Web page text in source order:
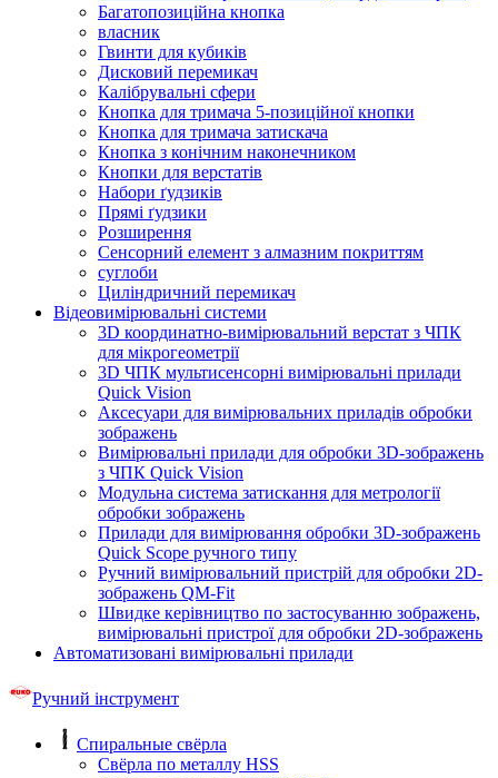
Багатопозиційна кнопка
власник
Гвинти для кубиків
Дисковий перемикач
Калібрувальні сфери
Кнопка для тримача 5-позиційної кнопки
Кнопка для тримача затискача
Кнопка з конічним наконечником
Кнопки для верстатів
Набори ґудзиків
Прямі ґудзики
Розширення
Сенсорний елемент з алмазним покриттям
суглоби
Циліндричний перемикач
Відеовимірювальні системи
3D координатно-вимірювальний верстат з ЧПК
для мікрогеометрії
3D ЧПК мультисенсорні вимірювальні прилади
Quick Vision
Аксесуари для вимірювальних приладів обробки
зображень
Вимірювальні прилади для обробки 3D-зображень
з ЧПК Quick Vision
Модульна система затискання для метрології
обробки зображень
Прилади для вимірювання обробки 3D-зображень
Quick Scope ручного типу
Ручний вимірювальний пристрій для обробки 2D-
зображень QM-Fit
Швидке керівництво по застосуванню зображень,
вимірювальні пристрої для обробки 2D-зображень
Автоматизовані вимірювальні прилади
Ручний інструмент
Спиральные свёрла
Свёрла по металлу HSS